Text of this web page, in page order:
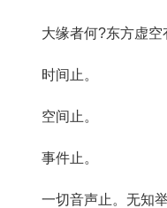
大缘者何?东方虚空
时间止。
空间止。
事件止。
一切音声止。无知举